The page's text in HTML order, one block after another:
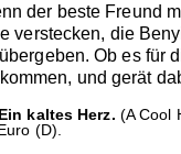
der beste Freund
verstecken, die
Ob es für
und gerät
kaltes Herz. (A Cool
(D).